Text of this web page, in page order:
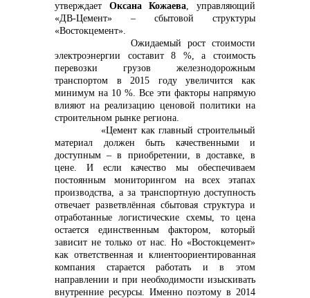
Контакты
+7 (423) 234 50 50
info@vostokcement.ru
утверждает Оксана Кожаева, управляющий
«ДВ-Цемент» – сбытовой структуры
«Востокцемент».
Ожидаемый рост стоимости
электроэнергии составит 8 %, а стоимость
перевозки грузов железнодорожным
транспортом в 2015 году увеличится как
минимум на 10 %. Все эти факторы напрямую
влияют на реализацию ценовой политики на
строительном рынке региона.
«Цемент как главный строительный
материал должен быть качественными и
доступным – в приобретении, в доставке, в
цене. И если качество мы обеспечиваем
постоянным мониторингом на всех этапах
производства, а за транспортную доступность
отвечает разветвлённая сбытовая структура и
отработанные логистические схемы, то цена
остается единственным фактором, который
зависит не только от нас. Но «Востокцемент»
как ответственная и клиентоориентированная
компания старается работать и в этом
направлении и при необходимости изыскивать
внутренние ресурсы. Именно поэтому в 2014